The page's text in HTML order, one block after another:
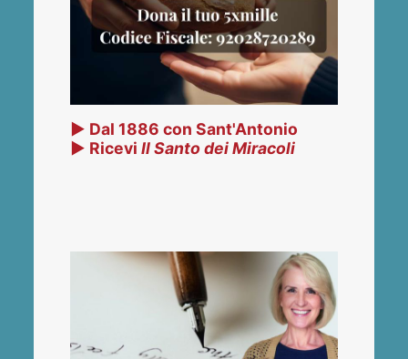
▶ Dal 1886 con Sant'Antonio
▶ RiceviIl Santo dei Miracoli